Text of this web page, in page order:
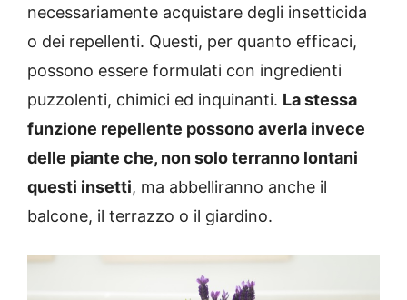
necessariamente acquistare degli insetticida
o dei repellenti. Questi, per quanto efficaci,
possono essere formulati con ingredienti
puzzolenti, chimici ed inquinanti. La stessa
funzione repellente possono averla invece
delle piante che, non solo terranno lontani
questi insetti, ma abbelliranno anche il
balcone, il terrazzo o il giardino.